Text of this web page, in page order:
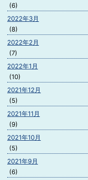
(6)
2022年3月
(8)
2022年2月
(7)
2022年1月
(10)
2021年12月
(5)
2021年11月
(9)
2021年10月
(5)
2021年9月
(6)